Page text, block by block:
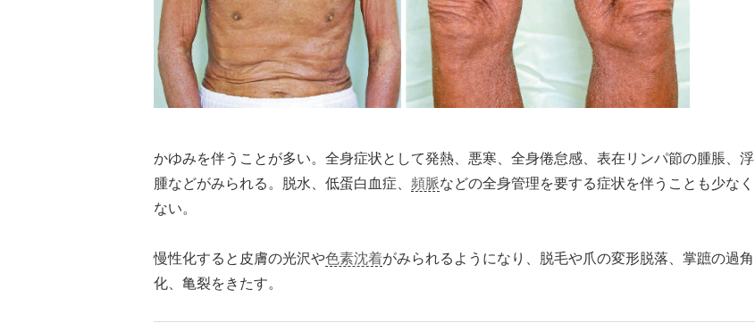
かゆみを伴うことが多い。全身症状として発熱、悪寒、全身倦怠感、表在リンパ節の腫脹、浮
腫などがみられる。脱水、低蛋白血症、 頻脈などの全身管理を要する症状を伴うことも少なく
ない。
慢性化すると皮膚の光沢や色素沈着がみられるようになり、脱毛や爪の変形脱落、掌蹠の過角
化、亀裂をきたす。